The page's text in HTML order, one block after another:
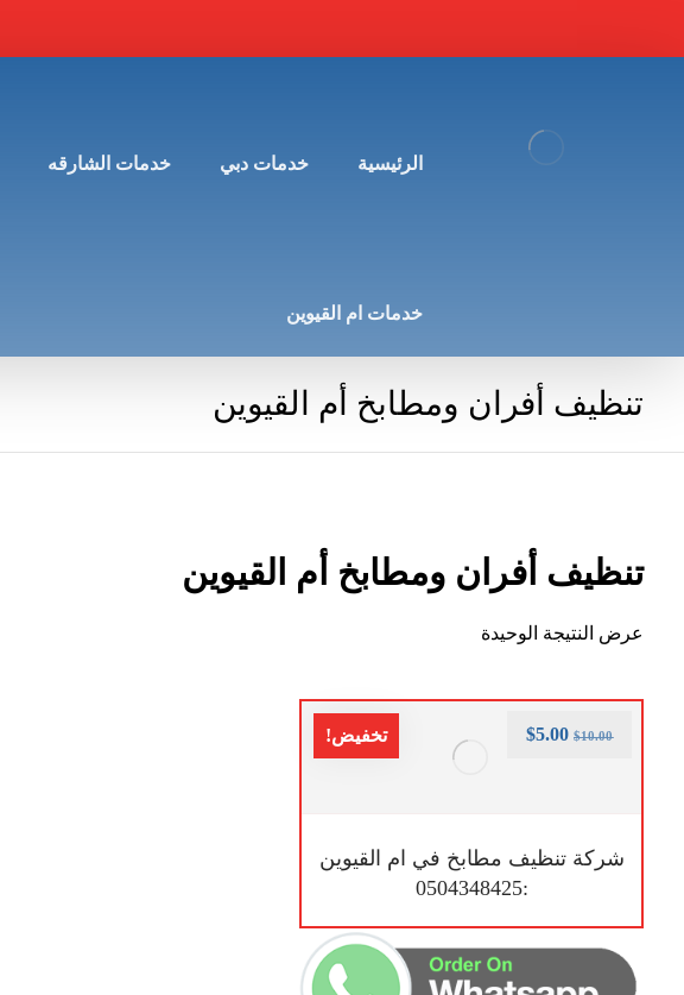
الرئيسية خدمات دبي خدمات الشارقه
خدمات ام القيوين
تنظيف أفران ومطابخ أم القيوين
تنظيف أفران ومطابخ أم القيوين
عرض النتيجة الوحيدة
تخفيض!
شركة تنظيف مطابخ في ام القيوين
:0504348425
$10.00
$5.00